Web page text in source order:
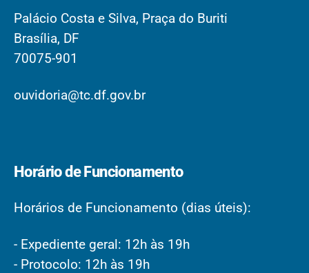
Palácio Costa e Silva, Praça do Buriti
Brasília, DF
70075-901
ouvidoria@tc.df.gov.br
Horário de Funcionamento
Horários de Funcionamento (dias úteis):
- Expediente geral: 12h às 19h
- Protocolo: 12h às 19h